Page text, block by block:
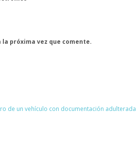
próxima vez que comente.
de un vehículo con documentación adulterada